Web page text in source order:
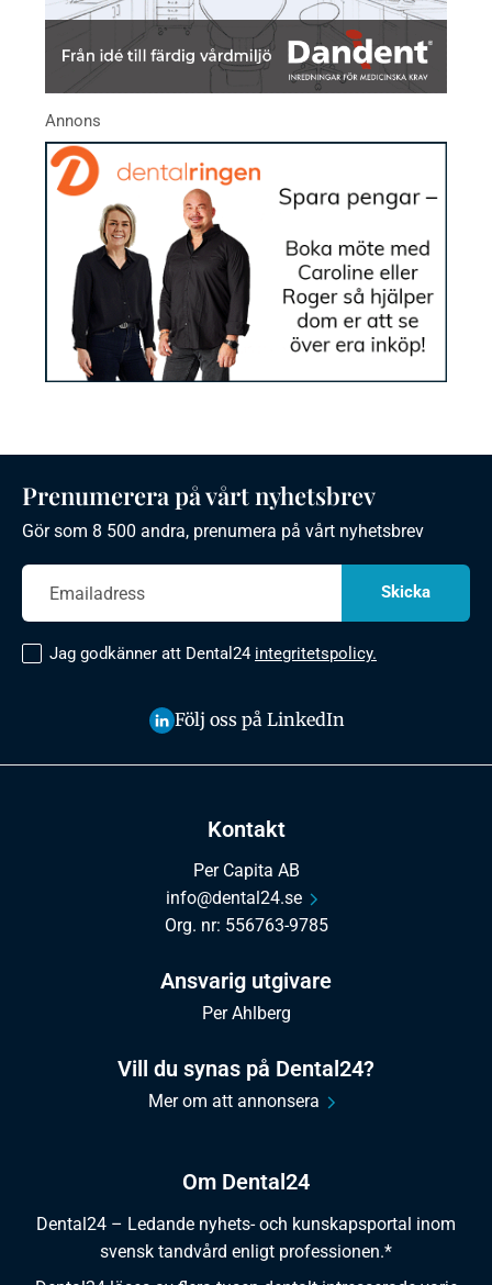
Om Dental24
Dental24 – Ledande nyhets- och kunskapsportal inom
svensk tandvård enligt professionen.*
Kontakt
Per Capita AB
info@dental24.se
Org. nr: 556763-9785
Ansvarig utgivare
Per Ahlberg
Vill du synas på Dental24?
Mer om att annonsera
Prenumerera på vårt nyhetsbrev
Gör som 8 500 andra, prenumera på vårt nyhetsbrev
Jag godkänner att Dental24 integritetspolicy.
Följ oss på LinkedIn